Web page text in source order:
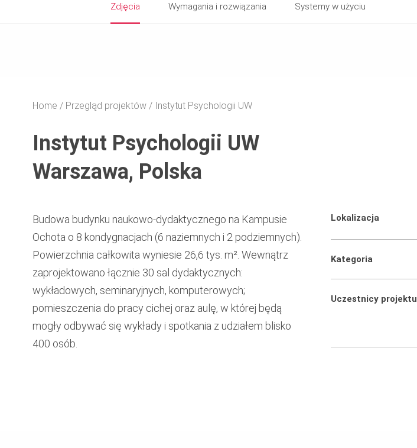
Zdjęcia Wymagania i rozwiązania Systemy w użyciu
Home Przegląd projektów Instytut Psychologii UW
Instytut Psychologii UW
Warszawa, Polska
Budowa budynku naukowo-dydaktycznego na Kampusie
Ochota o 8 kondygnacjach (6 naziemnych i 2 podziemnych).
Powierzchnia całkowita wyniesie 26,6 tys. m². Wewnątrz
zaprojektowano łącznie 30 sal dydaktycznych:
wykładowych, seminaryjnych, komputerowych;
pomieszczenia do pracy cichej oraz aulę, w której będą
mogły odbywać się wykłady i spotkania z udziałem blisko
400 osób.
Lokalizacja
Kategoria
Uczestnicy projektu